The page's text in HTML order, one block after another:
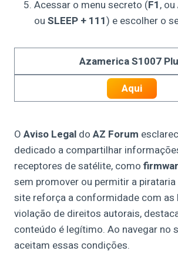
Acessar o menu secreto (F1, ou
ou SLEEP + 111) e escolher o
Azamerica S1007
Aqui
O Aviso Legal do AZ Forum
dedicado a compartilhar
receptores de satélite, como
sem promover ou permitir a pirataria
site reforça a conformidade com as
violação de direitos autorais,
conteúdo é legítimo. Ao navegar no
aceitam essas condições.